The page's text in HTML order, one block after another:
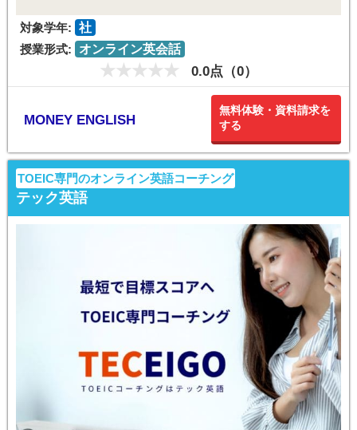
対象学年: 社
授業形式:
オンライン英会話
0.0点（0）
MONEY ENGLISH
無料体験・資料請求を
する
TOEIC専門のオンライン英語コーチング
テック英語